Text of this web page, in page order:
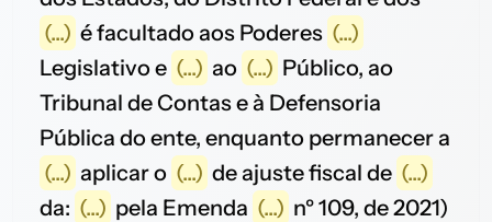
(...) é facultado aos Poderes (...)
Legislativo e (...) ao (...) Público, ao
Tribunal de Contas e à Defensoria
Pública do ente, enquanto permanecer a
(...) aplicar o (...) de ajuste fiscal de (...)
da: (...) pela Emenda (...) nº 109, de 2021)